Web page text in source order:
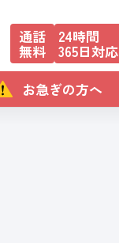
通話
無料
24時間
365日対応
お急ぎの方へ